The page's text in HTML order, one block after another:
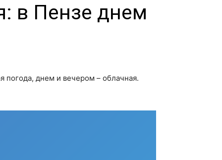
в Пензе днем
погода, днем и вечером – облачная.